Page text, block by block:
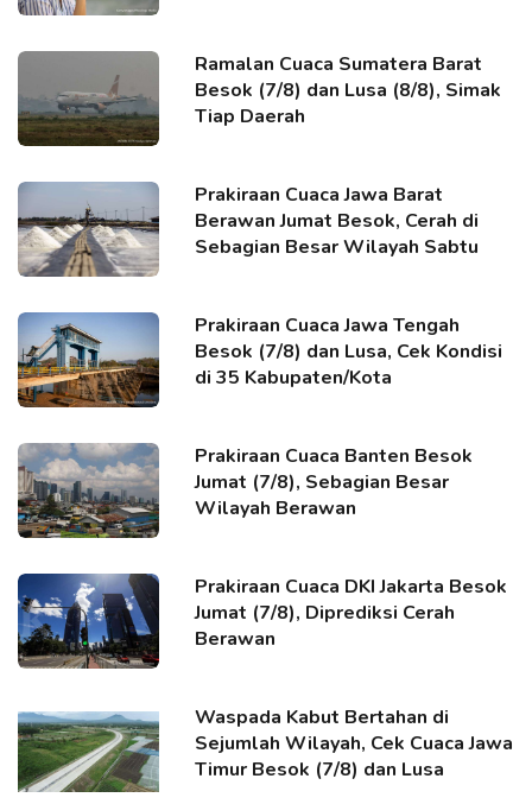
Ramalan Cuaca Sumatera Barat
Besok (7/8) dan Lusa (8/8), Simak
Tiap Daerah
Prakiraan Cuaca Jawa Barat
Berawan Jumat Besok, Cerah di
Sebagian Besar Wilayah Sabtu
Prakiraan Cuaca Jawa Tengah
Besok (7/8) dan Lusa, Cek Kondisi
di 35 Kabupaten/Kota
Prakiraan Cuaca Banten Besok
Jumat (7/8), Sebagian Besar
Wilayah Berawan
Prakiraan Cuaca DKI Jakarta Besok
Jumat (7/8), Diprediksi Cerah
Berawan
Waspada Kabut Bertahan di
Sejumlah Wilayah, Cek Cuaca Jawa
Timur Besok (7/8) dan Lusa